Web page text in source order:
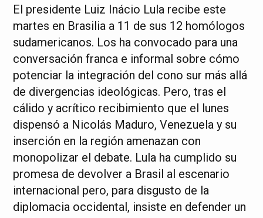
El presidente Luiz Inácio Lula recibe este
martes en Brasilia a 11 de sus 12 homólogos
sudamericanos. Los ha convocado para una
conversación franca e informal sobre cómo
potenciar la integración del cono sur más allá
de divergencias ideológicas. Pero, tras el
cálido y acrítico recibimiento que el lunes
dispensó a Nicolás Maduro, Venezuela y su
inserción en la región amenazan con
monopolizar el debate. Lula ha cumplido su
promesa de devolver a Brasil al escenario
internacional pero, para disgusto de la
diplomacia occidental, insiste en defender un